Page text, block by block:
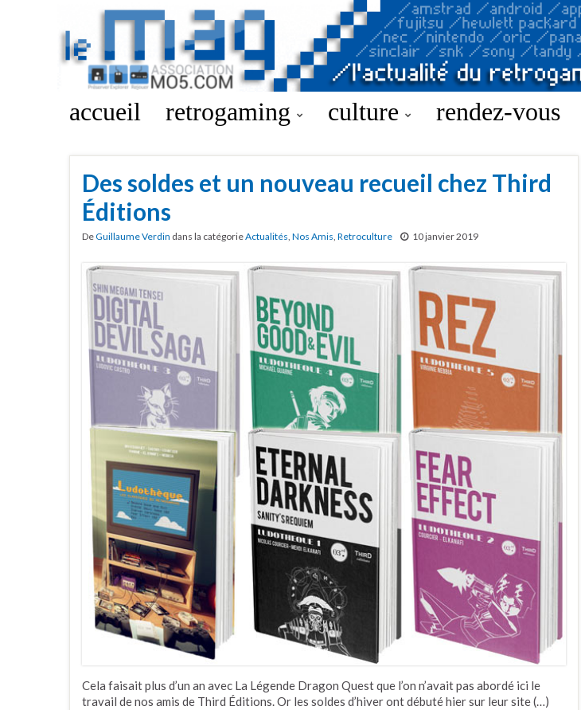
accueil retrogaming culture rendez-vous
Des soldes et un nouveau recueil chez Third
Éditions
DeGuillaume Verdin dans la catégorieActualités, Nos Amis, Retroculture 10 janvier 2019
Cela faisait plus d’un an avec La Légende Dragon Quest que l’on n’avait pas abordé ici le
travail de nos amis de Third Éditions. Or les soldes d’hiver ont débuté hier sur leur site (…)